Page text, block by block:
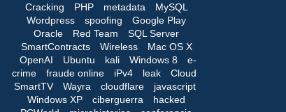
Cracking
PHP metadata
MySQL
Wordpress
spoofing
Google Play
Oracle
Red Team
SQL Server
SmartContracts
Wireless
Mac OS X
OpenAI
Ubuntu kali Windows 8
e-
crime
fraude online iPv4 leak
Cloud
SmartTV
Wayra cloudflare
javascript
Windows XP
ciberguerra
hacked